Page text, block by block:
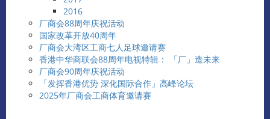
2016
厂商会88周年庆祝活动
国家改革开放40周年
厂商会大湾区工商七人足球邀请赛
香港中华商联会88周年电视特辑： 「厂」造未来
厂商会90周年庆祝活动
「发挥香港优势 深化国际合作」高峰论坛
2025年厂商会工商体育邀请赛